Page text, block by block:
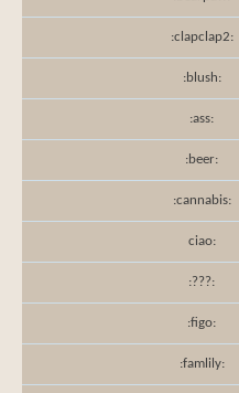
:clapclap2:
:blush:
:ass:
:beer:
:cannabis:
ciao:
:???:
:figo:
:famlily: